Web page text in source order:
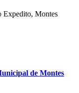
Expedito, Montes
de Montes